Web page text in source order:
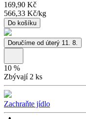
169,90 Kč
566,33 Kč/kg
Do košíku
Doručíme od úterý 11. 8.
10 %
Zbývají 2 ks
Zachraňte jídlo